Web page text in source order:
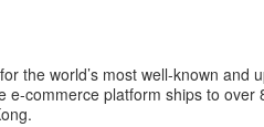
the world’s most well-known and
e-commerce platform ships to over